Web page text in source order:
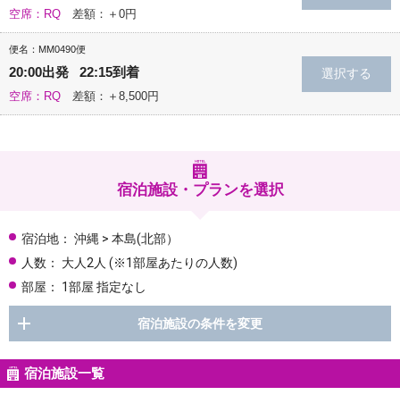
空席：RQ 差額：＋0円
便名：MM0490便
20:00出発 22:15到着
空席：RQ 差額：＋8,500円
宿泊施設・プランを選択
宿泊地： 沖縄 > 本島(北部）
人数：
大人2人 (※1部屋あたりの人数)
部屋：
1部屋 指定なし
宿泊施設の条件を変更
宿泊施設一覧